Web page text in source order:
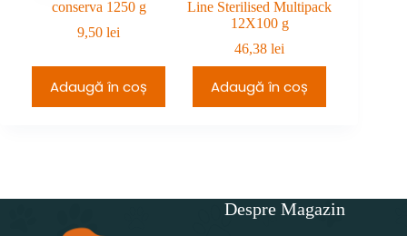
conserva 1250 g
9,50lei
Adaugă în coș
Line Sterilised Multipack
12X100 g
46,38lei
Adaugă în coș
Despre Magazin